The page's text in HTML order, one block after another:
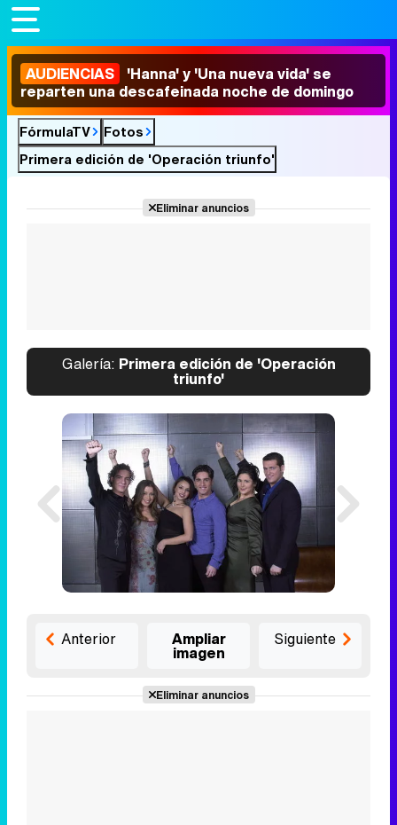
AUDIENCIAS 'Hanna' y 'Una nueva vida' se
reparten una descafeinada noche de domingo
FórmulaTV
Fotos
Primera edición de 'Operación triunfo'
Eliminar anuncios
Galería: Primera edición de 'Operación
triunfo'
Anterior Ampliar
imagen
Siguiente
Eliminar anuncios